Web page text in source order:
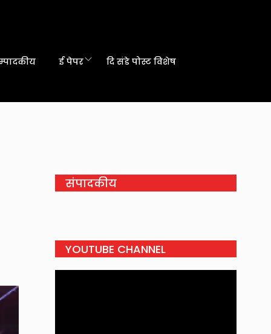
ई पेपर दि संडे पोस्ट विशेष
संपादकीय
YOUTUBE CHANNEL